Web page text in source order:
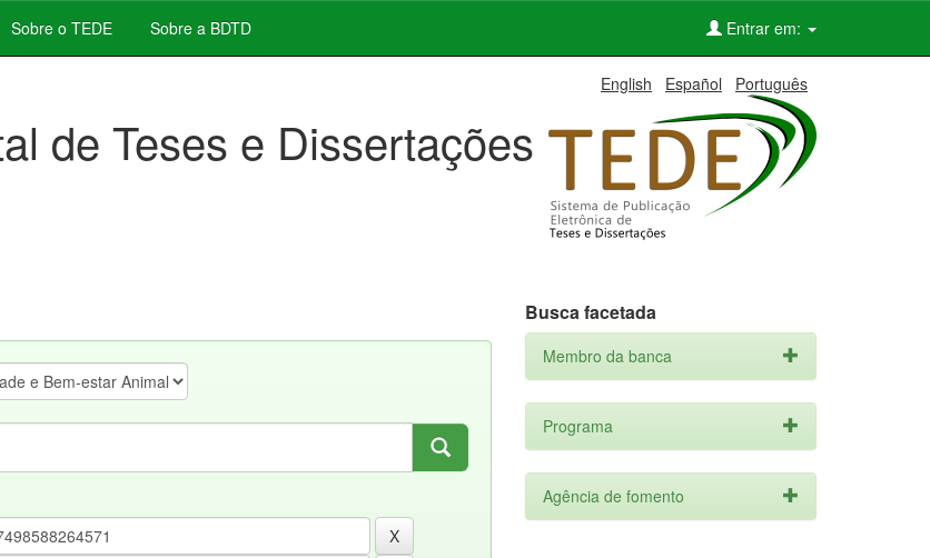
Sobre o TEDE Sobre a BDTD Entrar em:
English Español Português
de Teses e Dissertações
Busca facetada
Membro da banca
Programa
Agência de fomento